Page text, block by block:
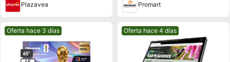
Plazavea Promart
Mejor precio.
Oferta hace 3 días Mejor precio.
Oferta hace 4 días